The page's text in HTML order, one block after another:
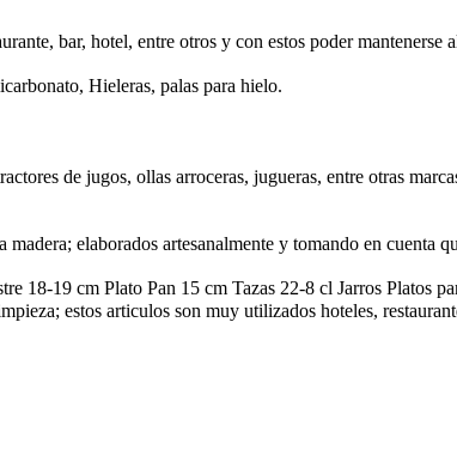
bar, hotel, entre otros y con estos poder mantenerse
Hieleras, palas para hielo.
de jugos, ollas arroceras, jugueras, entre otras
elaborados artesanalmente y tomando en cuenta
18-19 cm Plato Pan 15 cm Tazas 22-8 cl Jarros Platos
estos articulos son muy utilizados hoteles,